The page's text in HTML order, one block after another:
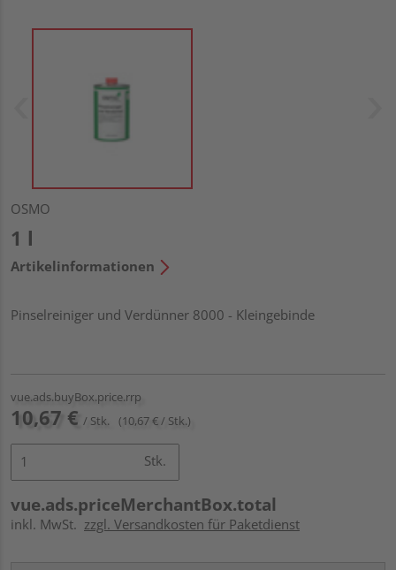
OSMO
1 l
Artikelinformationen
Pinselreiniger und Verdünner 8000 - Kleingebinde
vue.ads.buyBox.price.rrp
10,67 € / Stk. (10,67 € / Stk.)
Stk.
vue.ads.priceMerchantBox.total
inkl. MwSt. zzgl. Versandkosten für Paketdienst